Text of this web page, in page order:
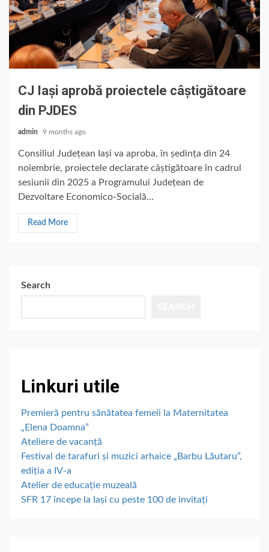
CJ Iași aprobă proiectele câștigătoare
din PJDES
admin 9 months ago
Consiliul Județean Iași va aproba, în ședința din 24
noiembrie, proiectele declarate câștigătoare în cadrul
sesiunii din 2025 a Programului Județean de
Dezvoltare Economico-Socială...
Read More
Search
Linkuri utile
Premieră pentru sănătatea femeii la Maternitatea
„Elena Doamna”
Ateliere de vacanță
Festival de tarafuri și muzici arhaice „Barbu Lăutaru”,
ediția a IV-a
Atelier de educație muzeală
SFR 17 începe la Iași cu peste 100 de invitați